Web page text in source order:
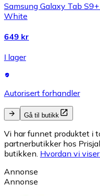
Samsung Galaxy Tab
White
649 kr
I lager
Autorisert forhandler
Gå til butikk
Vi har funnet produktet i
partnerbutikker hos
butikken. Hvordan vi
Annonse
Annonse